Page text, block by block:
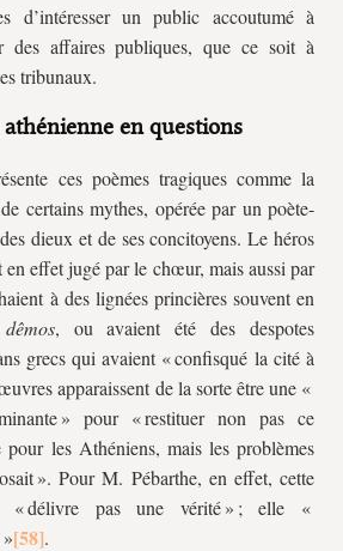
d’intéresser un public accoutumé à
des affaires publiques, que ce soit à
tribunaux.
en questions
ces poèmes tragiques comme la
certains mythes, opérée par un poète-
dieux et de ses concitoyens. Le héros
en effet jugé par le chœur, mais aussi par
à des lignées princières souvent en
dêmos, ou avaient été des despotes
grecs qui avaient « confisqué la cité à
apparaissent de la sorte être une «
» pour « restituer non pas ce
pour les Athéniens, mais les problèmes
». Pour M. Pébarthe, en effet, cette
« délivre pas une vérité » ; elle «
.